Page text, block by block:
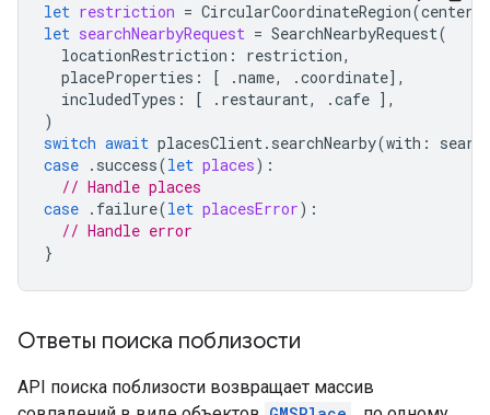
let restriction = CircularCoordinateRegion(center
let searchNearbyRequest = SearchNearbyRequest(
locationRestriction : restriction,
placeProperties : [ .name, .coordinate],
includedTypes : [ . restaurant, .cafe ],
)
switch await placesClient. searchNearby(with :
case . success(let places):
// Handle places
case . failure(let placesError):
// Handle error
}
Ответы поиска поблизости
API поиска поблизости возвращает массив